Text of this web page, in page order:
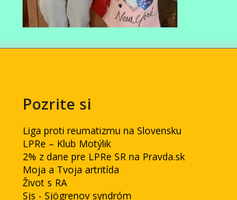
Pozrite si
Liga proti reumatizmu na Slovensku
LPRe – Klub Motýlik
2% z dane pre LPRe SR na Pravda.sk
Moja a Tvoja artritída
Život s RA
Sjs - Sjögrenov syndróm